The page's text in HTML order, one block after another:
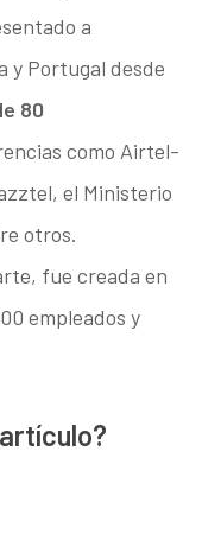
a
y Portugal desde
80
como Airtel-
el Ministerio
otros.
fue creada en
empleados y